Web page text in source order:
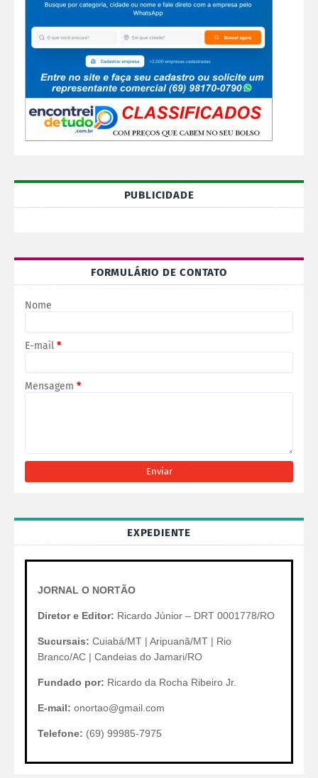
PUBLICIDADE
FORMULÁRIO DE CONTATO
Nome
E-mail *
Mensagem *
EXPEDIENTE
JORNAL O NORTÃO
Diretor e Editor: Ricardo Júnior – DRT 0001778/RO
Sucursais: Cuiabá/MT | Aripuanã/MT | Rio
Branco/AC | Candeias do Jamari/RO
Fundado por: Ricardo da Rocha Ribeiro Jr.
E-mail: onortao@gmail.com
Telefone: (69) 99985-7975